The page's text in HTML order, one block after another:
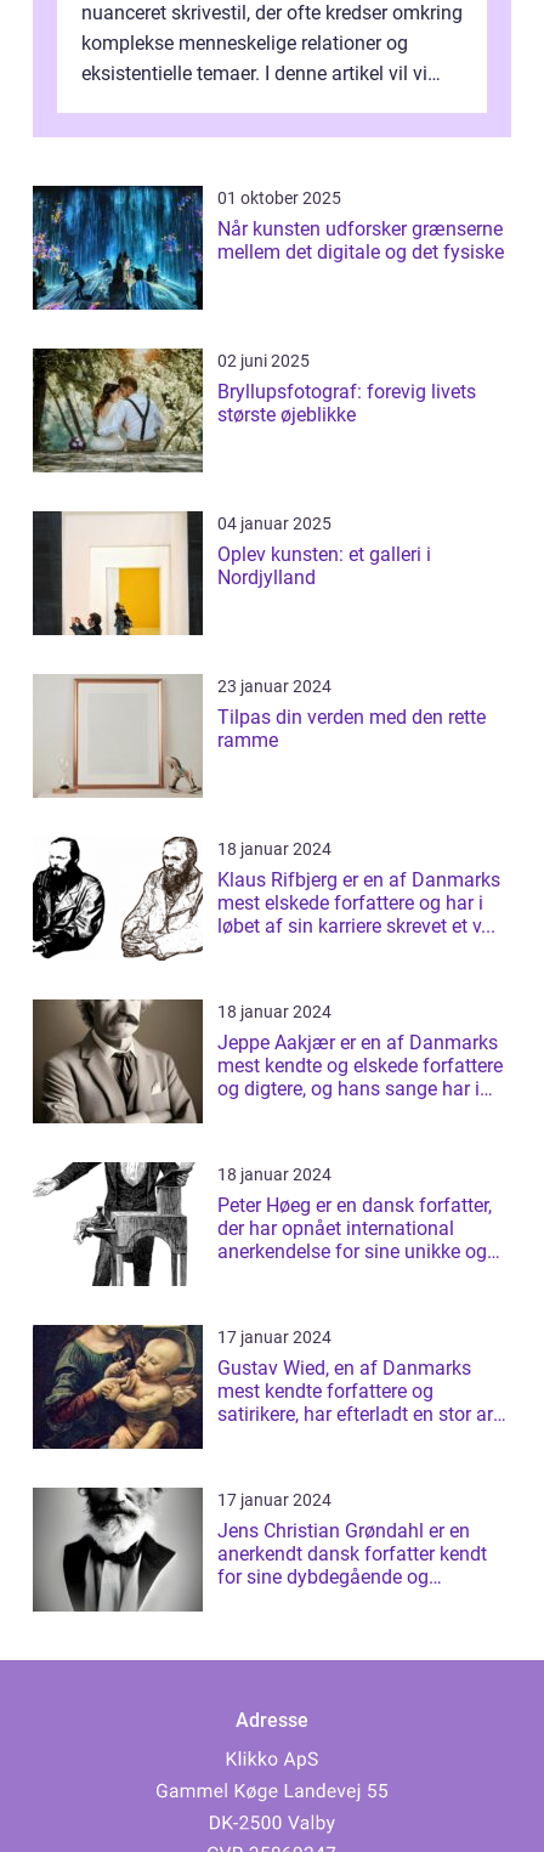
nuanceret skrivestil, der ofte kredser omkring
komplekse menneskelige relationer og
eksistentielle temaer. I denne artikel vil vi
01 oktober 2025
Når kunsten udforsker grænserne
mellem det digitale og det fysiske
02 juni 2025
Bryllupsfotograf: forevig livets
største øjeblikke
04 januar 2025
Oplev kunsten: et galleri i
Nordjylland
23 januar 2024
Tilpas din verden med den rette
ramme
18 januar 2024
Klaus Rifbjerg er en af Danmarks
mest elskede forfattere og har i
løbet af sin karriere skrevet et v...
18 januar 2024
Jeppe Aakjær er en af Danmarks
mest kendte og elskede forfattere
og digtere, og hans sange har i
18 januar 2024
Peter Høeg er en dansk forfatter,
der har opnået international
anerkendelse for sine unikke og
17 januar 2024
Gustav Wied, en af Danmarks
mest kendte forfattere og
satirikere, har efterladt en stor arv
17 januar 2024
Jens Christian Grøndahl er en
anerkendt dansk forfatter kendt
for sine dybdegående og
Adresse